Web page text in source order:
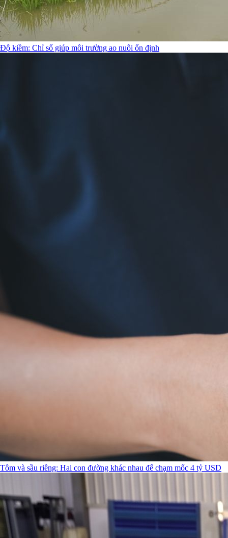
Độ kiềm: Chỉ số giúp môi trường ao nuôi ổn định
Tôm và sầu riêng: Hai con đường khác nhau để chạm mốc 4 tỷ USD